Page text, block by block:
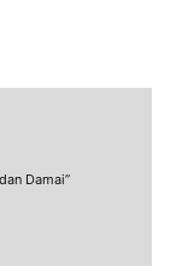
Damai”